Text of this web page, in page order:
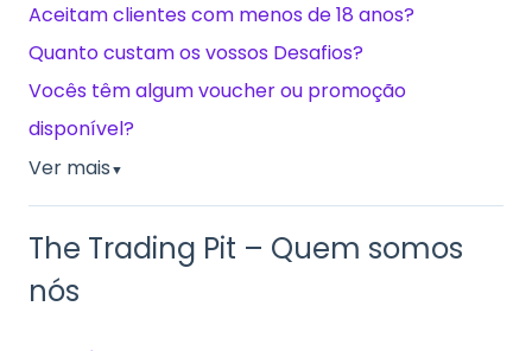
Aceitam clientes com menos de 18 anos?
Quanto custam os vossos Desafios?
Vocês têm algum voucher ou promoção
disponível?
Ver mais▼
The Trading Pit – Quem somos
nós